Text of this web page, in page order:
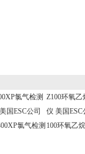
氯气检测
国ESC公司
氯气检测
Z100环氧乙
仪 美国ESC
100环氧乙